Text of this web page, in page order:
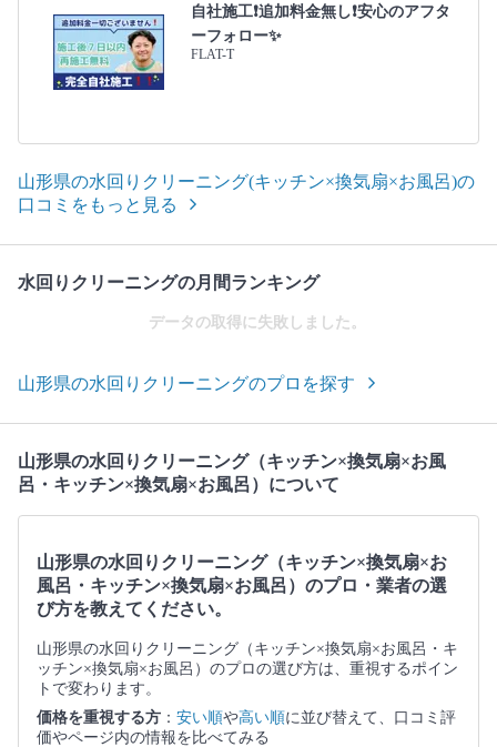
自社施工❗️追加料金無し❗️安心のアフタ
ーフォロー✨
FLAT-T
山形県の水回りクリーニング(キッチン×換気扇×お風呂)の
口コミをもっと見る
水回りクリーニングの月間ランキング
データの取得に失敗しました。
山形県の水回りクリーニングのプロを探す
山形県の水回りクリーニング（キッチン×換気扇×お風
呂・キッチン×換気扇×お風呂）について
山形県の水回りクリーニング（キッチン×換気扇×お
風呂・キッチン×換気扇×お風呂）のプロ・業者の選
び方を教えてください。
山形県の水回りクリーニング（キッチン×換気扇×お風呂・キ
ッチン×換気扇×お風呂）のプロの選び方は、重視するポイン
トで変わります。
価格を重視する方 ： 安い順や高い順に並び替えて、口コミ評
価やページ内の情報を比べてみる